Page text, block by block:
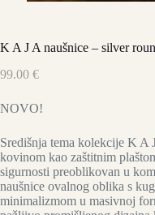
K A J A naušnice – silver
99.00 €
NOVO!
Središnja tema kolekcije K A
kovinom kao zaštitnim
sigurnosti preoblikovan u
naušnice ovalnog oblika s
minimalizmom u masivnoj